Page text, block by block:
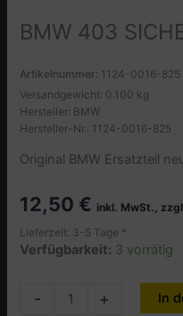
BMW 403
Artikelnummer: 1124-0016-825
Versandgewicht: 0.100 kg
Hersteller: BMW
Hersteller-Nr.: 1124-0016-825
Original BMW Ersatzteil
12,50 € inkl. MwSt.,
Lieferzeit: 3-5 Tage *
Verfügbarkeit: 3 vorrätig
- + In